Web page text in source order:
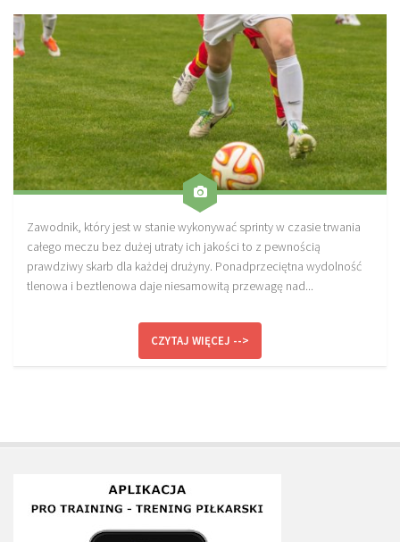
Sprzęt treningowy
Poręcze do ćwiczeń PRO TRAINING
Drążki do ćwiczeń PRO TRAINING
Guma oporowa PRO TRAINING
PRODUKTY
Piłkarska Kuchnia
Zeszyt Trenera
Dziennik Piłkarza
Planer Trenera – dziennik, konspekty, notatki
Program treningowy zapobieganie kontuzjom
Program przygotowania fizycznego
Program treningu biegowego
Zawodnik, który jest w stanie wykonywać sprinty w czasie trwania
całego meczu bez dużej utraty ich jakości to z pewnością
prawdziwy skarb dla każdej drużyny. Ponadprzeciętna wydolność
tlenowa i beztlenowa daje niesamowitą przewagę nad...
CZYTAJ WIĘCEJ -->